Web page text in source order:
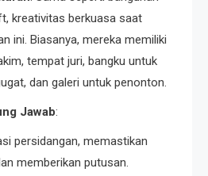
kreativitas berkuasa saat
ini. Biasanya, mereka memiliki
tempat juri, bangku untuk
dan galeri untuk penonton.
Jawab:
persidangan, memastikan
memberikan putusan.